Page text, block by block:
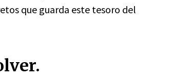
que guarda este tesoro del